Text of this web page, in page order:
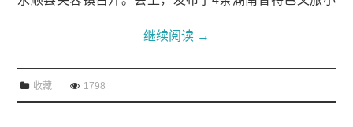
旅小镇吧！线路一：湘北：红色记忆，家国情...
继续阅读 →
收藏 1798